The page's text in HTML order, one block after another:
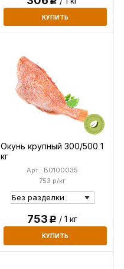
КУПИТЬ
Окунь крупный 300/500 1
кг
753 р/кг
Арт.: B0100035
753Р / 1 кг
КУПИТЬ